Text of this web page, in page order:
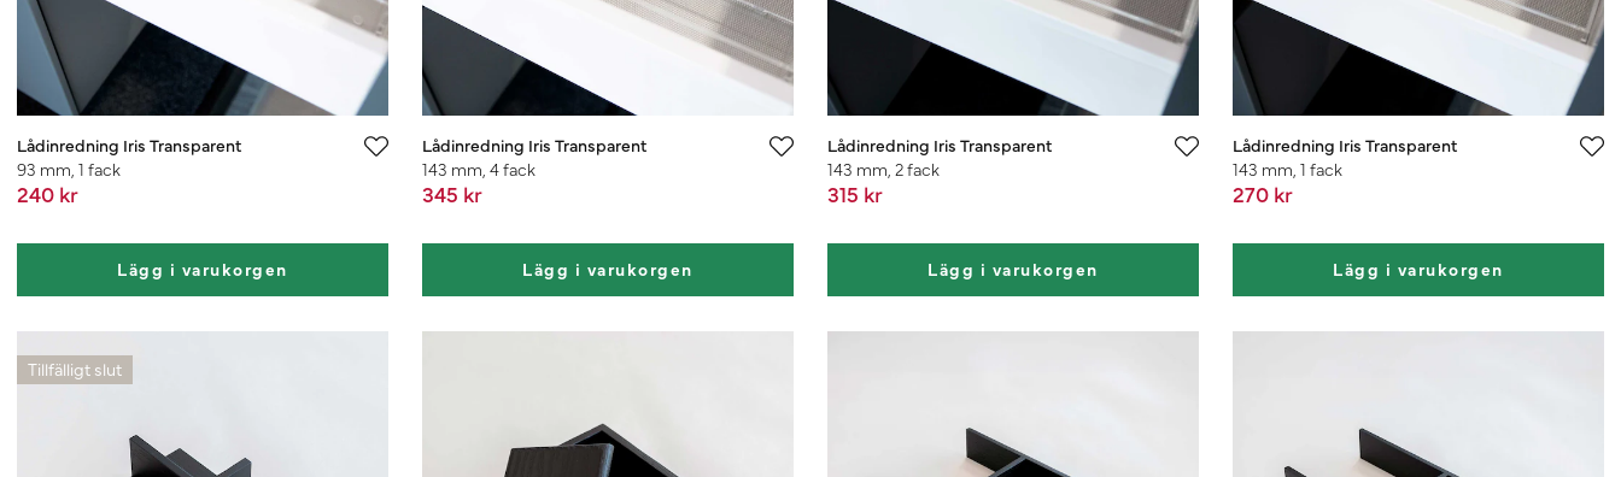
Lådinredning Iris Transparent
93 mm, 1 fack
240 kr
Lägg i varukorgen
Lådinredning Iris Transparent
143 mm, 4 fack
345 kr
Lägg i varukorgen
Lådinredning Iris Transparent
143 mm, 2 fack
315 kr
Lägg i varukorgen
Lådinredning Iris Transparent
143 mm, 1 fack
270 kr
Lägg i varukorgen
Tillfälligt slut